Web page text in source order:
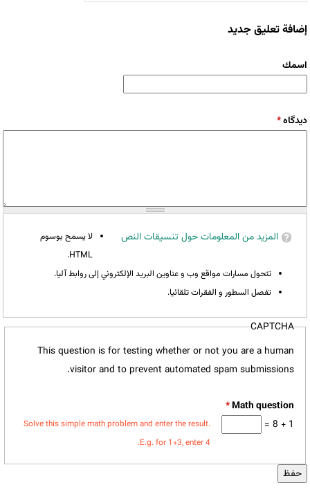
إضافة تعليق جديد
‏اسمك ‏
‏دیدگاه ‏*
المزيد من المعلومات حول تنسيقات النص
لا يسمح بوسوم
HTML.
تتحول مسارات مواقع وب و عناوين البريد الإلكتروني إلى روابط آليا.
تفصل السطور و الفقرات تلقائيا.
CAPTCHA
This question is for testing whether or not you are a human
visitor and to prevent automated spam submissions.
*
1 + 8 =
Solve this simple math problem and enter the result.
E.g. for 1+3, enter 4.